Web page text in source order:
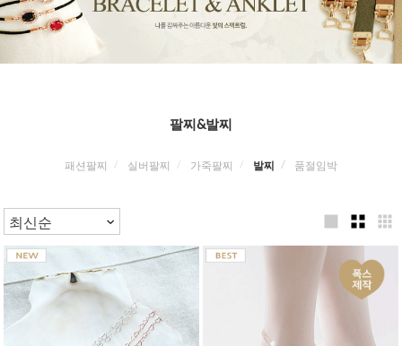
팔찌&발찌
패션팔찌 실버팔찌 가죽팔찌 발찌 품절임박